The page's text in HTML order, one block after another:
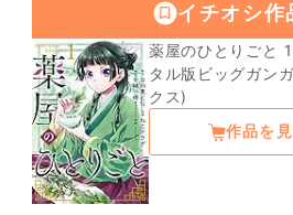
イチオシ作
薬屋のひとりごと
タル版ビッグガン
クス)
作品を